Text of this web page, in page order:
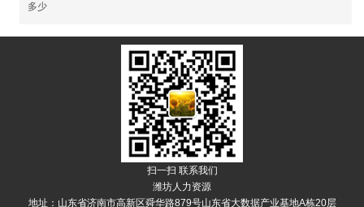
多少
扫一扫 联系我们
潍坊人力资源
地址：山东省济南市高新区舜华路879号山东省大数据产业基地A栋20层